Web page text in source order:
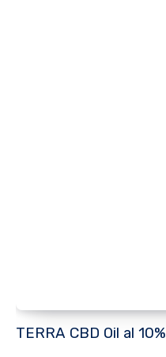
TERRA CBD Oil al 10%